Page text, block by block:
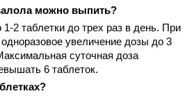
можно выпить?
2 таблетки до трех раз в день. При
увеличение дозы до 3
суточная доза
6 таблеток.